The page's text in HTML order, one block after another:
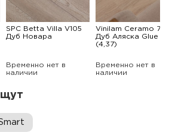
SPC Betta Villa V105
Дуб Новара
Временно нет в
наличии
Vinilam Ceramo
Дуб Аляска Glue
(4,37)
Временно нет в
наличии